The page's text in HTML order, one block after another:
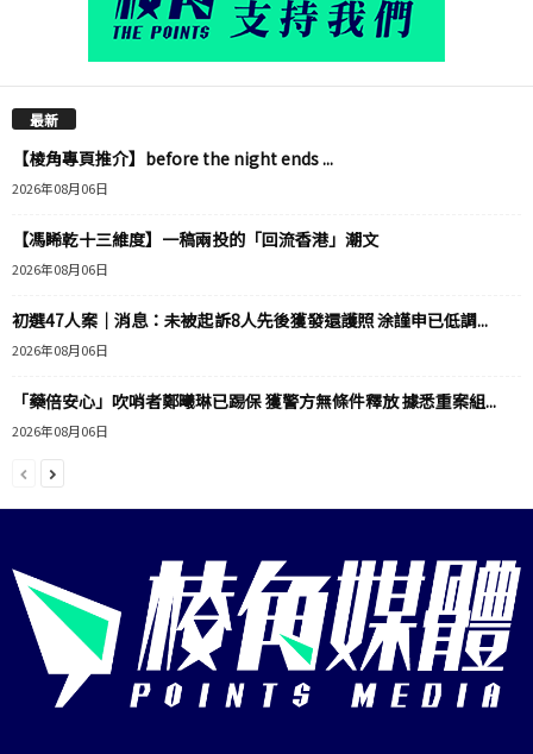
最新
【棱角專頁推介】before the night ends ...
2026年08月06日
【馮睎乾十三維度】一稿兩投的「回流香港」潮文
2026年08月06日
初選47人案｜消息：未被起訴8人先後獲發還護照 涂謹申已低調...
2026年08月06日
「藥倍安心」吹哨者鄭曦琳已踢保 獲警方無條件釋放 據悉重案組...
2026年08月06日